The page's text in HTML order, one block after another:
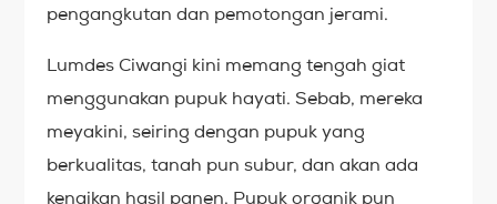
pengangkutan dan pemotongan jerami.
Lumdes Ciwangi kini memang tengah giat
menggunakan pupuk hayati. Sebab, mereka
meyakini, seiring dengan pupuk yang
berkualitas, tanah pun subur, dan akan ada
kenaikan hasil panen. Pupuk organik pun